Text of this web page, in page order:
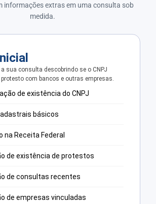
informações extras em uma consulta sob
medida.
sua consulta descobrindo se o CNPJ
com bancos e outras empresas.
de existência do CNPJ
básicos
na Receita Federal
de existência de protestos
de consultas recentes
de empresas vinculadas